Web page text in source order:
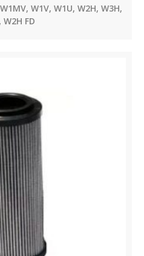
W1V, W1U, W2H, W3H,
W2H FD